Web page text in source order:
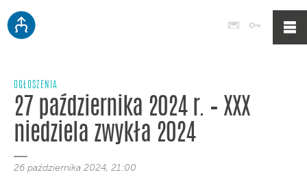
Poczta
OGŁOSZENIA
27 października 2024 r. – XXX
niedziela zwykła 2024
26 października 2024, 21:00